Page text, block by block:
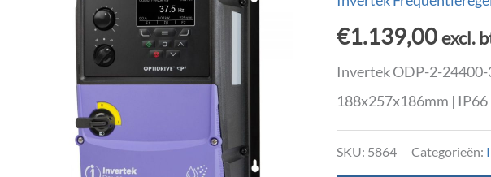
€1.139,00 excl.
Invertek ODP-2-
188x257x186mm |
SKU: 5864 Categorieën: